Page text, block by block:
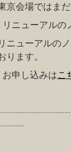
京会場ではま
リニューアルの
リニューアルの
ります。
お申し込みはこ